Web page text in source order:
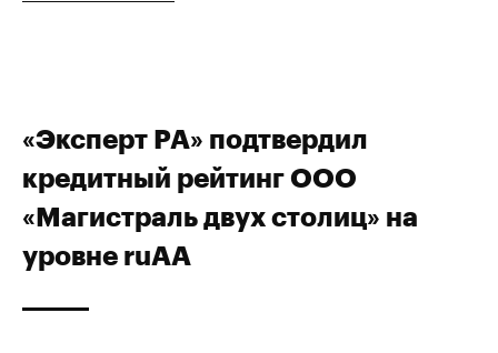
«Эксперт РА» подтвердил
кредитный рейтинг ООО
«Магистраль двух столиц» на
уровне ruAA